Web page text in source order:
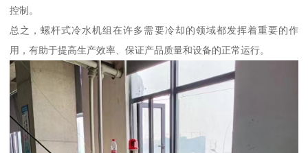
控制。
总之，螺杆式冷水机组在许多需要冷却的领域都发挥着重要的作
用，有助于提高生产效率、保证产品质量和设备的正常运行。